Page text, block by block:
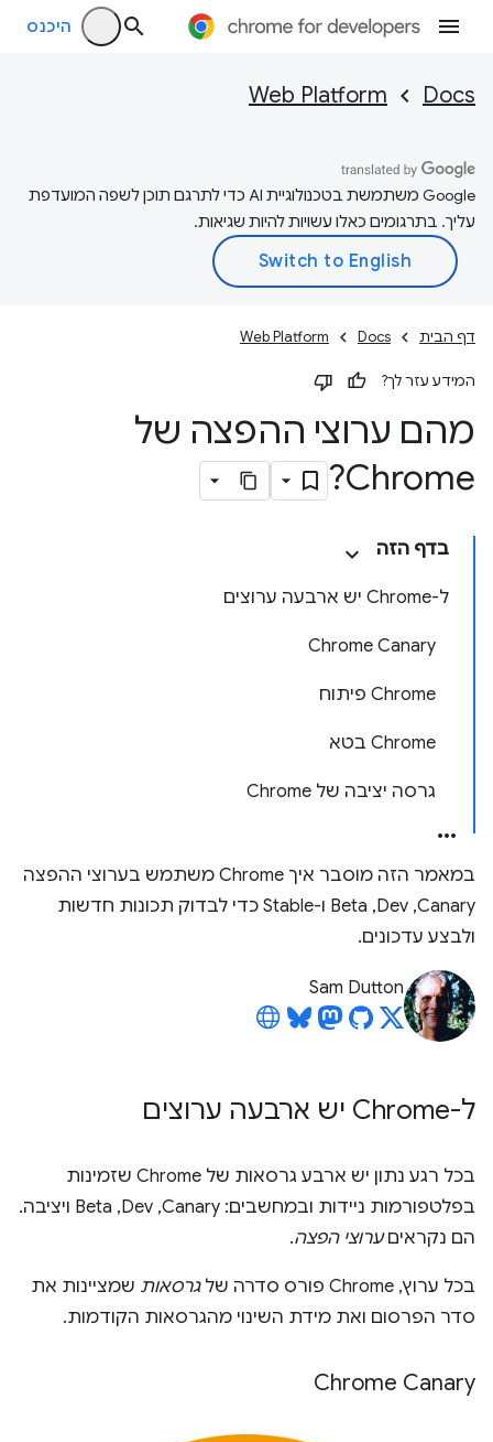
היכנס
Docs
Web Platform
‫Google משתמשת בטכנולוגיית AI כדי לתרגם תוכן לשפה המועדפת
עליך. בתרגומים כאלו עשויות להיות שגיאות.
דף הבית Docs
Web Platform
המידע עזר לך?
מהם ערוצי ההפצה של
Chrome?
בדף הזה
ל-Chrome יש ארבעה ערוצים
Chrome Canary
Chrome פיתוח
Chrome בטא
גרסה יציבה של Chrome
במאמר הזה מוסבר איך Chrome משתמש בערוצי ההפצה
Canary,‏ Dev,‏ Beta ו-Stable כדי לבדוק תכונות חדשות
ולבצע עדכונים.
Sam Dutton
ל-Chrome יש ארבעה ערוצים
בכל רגע נתון יש ארבע גרסאות של Chrome שזמינות
בפלטפורמות ניידות ובמחשבים: Canary,‏ Dev,‏ Beta ויציבה.
הם נקראיםערוצי הפצה.
בכל ערוץ, Chrome פורס סדרה של גרסאות שמציינות את
סדר הפרסום ואת מידת השינוי מהגרסאות הקודמות.
Chrome Canary